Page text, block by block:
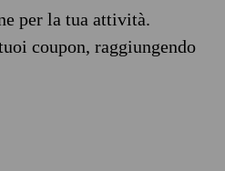
per la tua attività.
coupon, raggiungendo